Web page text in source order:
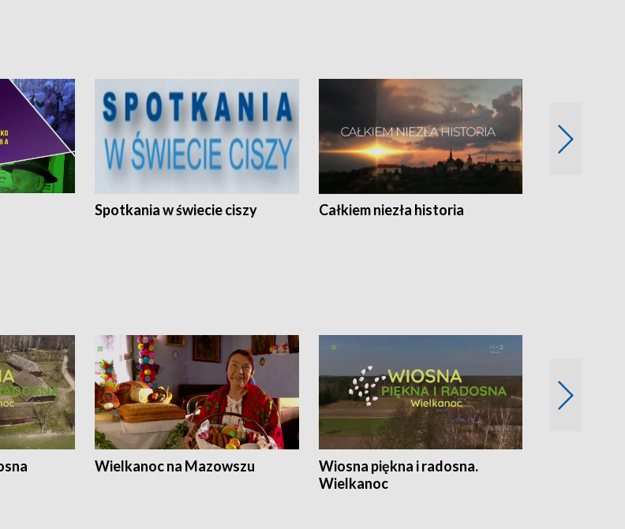
Spotkania w świecie ciszy Całkiem niezła historia
Wielkanoc na Mazowszu
Wiosna piękna i radosna.
Wielkanoc